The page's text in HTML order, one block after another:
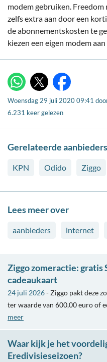
modem gebruiken.
zelfs extra aan door een
de abonnementskosten te
kiezen een eigen modem
WhatsApp Facebook
Woensdag 29 juli 2020 09:41
6.231 keer gelezen
Gerelateerde aanbieders
KPN Odido Ziggo
Lees meer over
aanbieders internet
Ziggo zomeractie: gratis
cadeaukaart
24 juli 2026- Ziggo pakt deze
ter waarde van 600,00 euro of
meer
Waar kijk je het
Eredivisieseizoen?